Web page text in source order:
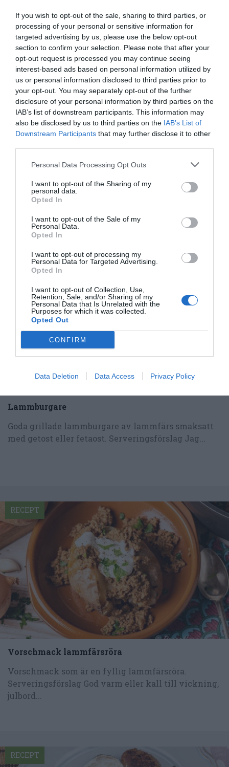
If you wish to opt-out of the sale, sharing to third parties, or
processing of your personal or sensitive information for
targeted advertising by us, please use the below opt-out
section to confirm your selection. Please note that after your
opt-out request is processed you may continue seeing
interest-based ads based on personal information utilized by
us or personal information disclosed to third parties prior to
your opt-out. You may separately opt-out of the further
disclosure of your personal information by third parties on the
IAB’s list of downstream participants. This information may
also be disclosed by us to third parties on the IAB’s List of
Downstream Participants that may further disclose it to other
Personal Data Processing Opt Outs
I want to opt-out of the Sharing of my
personal data.
Opted In
I want to opt-out of the Sale of my
Personal Data.
Opted In
I want to opt-out of processing my
Personal Data for Targeted Advertising.
Opted In
I want to opt-out of Collection, Use,
Retention, Sale, and/or Sharing of my
Personal Data that Is Unrelated with the
Purposes for which it was collected.
Opted Out
CONFIRM
Data Deletion Data Access Privacy Policy
Keftedes Grekiska lammköttbullar
Keftedes är grekiska lammköttbullar smaksatta
med vitlök, mynta och lite smulad fetaost...
RECEPT
Lammburgare
Goda grillade lammburgare av lammfärs smaksatt
med getost eller fetaost. Serveringsförslag Jag...
RECEPT
Vorschmack lammfärsröra
Vorschmack som är en fyllig lammfärsröra.
Serveringsförslag God varm eller kall till vickning,
julbord...
RECEPT
RECEPT